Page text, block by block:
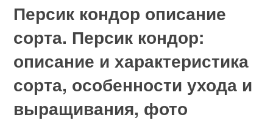
Персик кондор описание
сорта. Персик кондор:
описание и характеристика
сорта, особенности ухода и
выращивания, фото